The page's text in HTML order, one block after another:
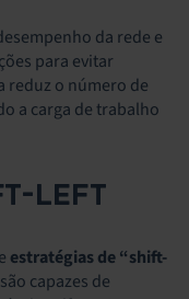
da rede e
para evitar
reduz o número de
a carga de trabalho
LEFT
estratégias de “shift-
capazes de